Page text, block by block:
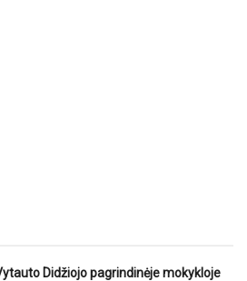
Didžiojo pagrindinėje mokykloje